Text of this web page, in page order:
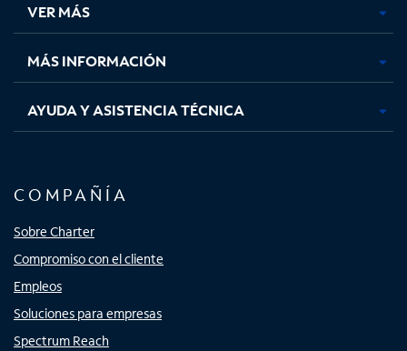
pestaña
nueva
pestaña
nueva
pestaña
nuevanueva
VER MÁS
MÁS INFORMACIÓN
AYUDA Y ASISTENCIA TÉCNICA
COMPAÑÍA
Sobre Charter
Compromiso con el cliente
Empleos
Soluciones para empresas
Spectrum Reach